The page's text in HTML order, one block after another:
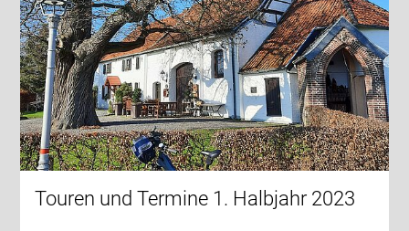
Touren und Termine 1. Halbjahr 2023